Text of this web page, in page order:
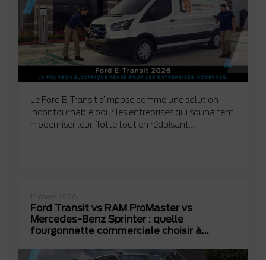
Le Ford E-Transit s’impose comme une solution
incontournable pour les entreprises qui souhaitent
moderniser leur flotte tout en réduisant...
13 mars 2026
Ford Transit vs RAM ProMaster vs
Mercedes-Benz Sprinter : quelle
fourgonnette commerciale choisir à